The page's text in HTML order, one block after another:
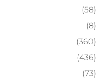
(58)
(8)
(360)
(436)
(73)